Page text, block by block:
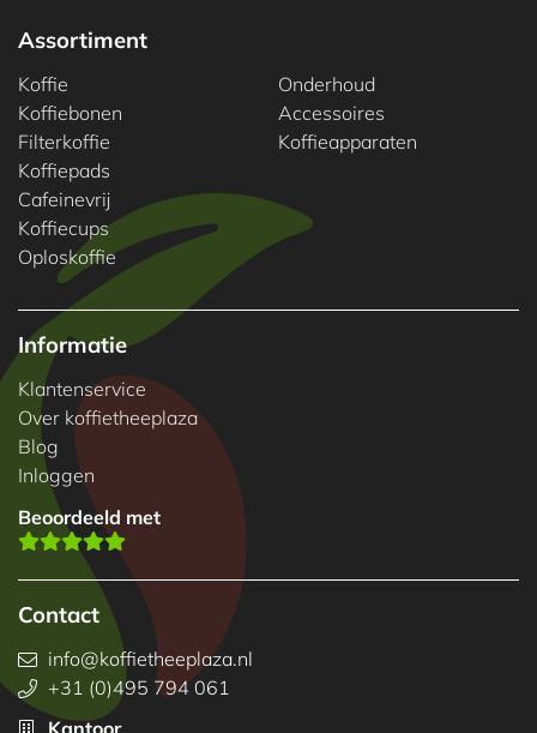
Assortiment
Koffie
Koffiebonen
Filterkoffie
Koffiepads
Cafeinevrij
Koffiecups
Oploskoffie
Onderhoud
Accessoires
Koffieapparaten
Informatie
Klantenservice
Over koffietheeplaza
Blog
Inloggen
Beoordeeld met
Contact
info@koffietheeplaza.nl
+31 (0)495 794 061